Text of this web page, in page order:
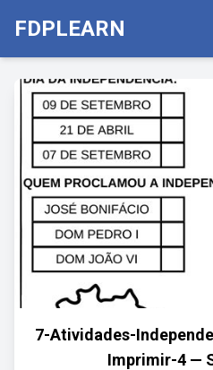
FDPLEARN
7-Atividades-
Imprimir-4 —